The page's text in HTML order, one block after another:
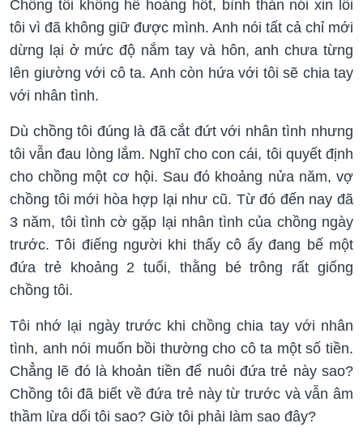
Chồng tôi không hề hoảng hốt, bình thản nói xin lỗi
tôi vì đã không giữ được mình. Anh nói tất cả chỉ mới
dừng lại ở mức độ nắm tay và hôn, anh chưa từng
lên giường với cô ta. Anh còn hứa với tôi sẽ chia tay
với nhân tình.
Dù chồng tôi đúng là đã cắt đứt với nhân tình nhưng
tôi vẫn đau lòng lắm. Nghĩ cho con cái, tôi quyết định
cho chồng một cơ hội. Sau đó khoảng nửa năm, vợ
chồng tôi mới hòa hợp lại như cũ. Từ đó đến nay đã
3 năm, tôi tình cờ gặp lại nhân tình của chồng ngày
trước. Tôi điếng người khi thấy cô ấy đang bế một
đứa trẻ khoảng 2 tuổi, thằng bé trông rất giống
chồng tôi.
Tôi nhớ lại ngày trước khi chồng chia tay với nhân
tình, anh nói muốn bồi thường cho cô ta một số tiền.
Chẳng lẽ đó là khoản tiền để nuôi đứa trẻ này sao?
Chồng tôi đã biết về đứa trẻ này từ trước và vẫn âm
thầm lừa dối tôi sao? Giờ tôi phải làm sao đây?